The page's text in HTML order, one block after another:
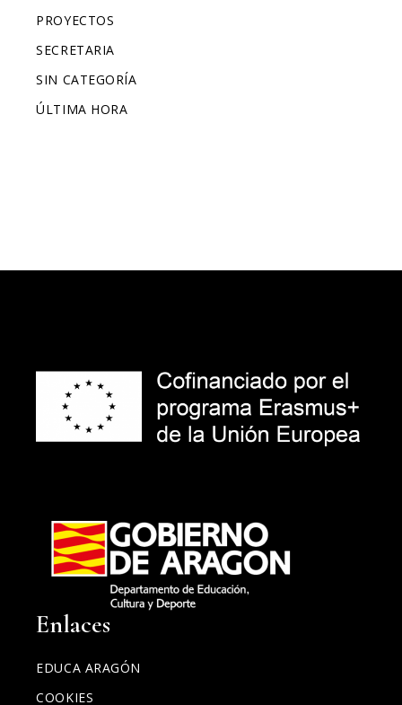
PROYECTOS
SECRETARIA
SIN CATEGORÍA
ÚLTIMA HORA
Enlaces
EDUCA ARAGÓN
COOKIES